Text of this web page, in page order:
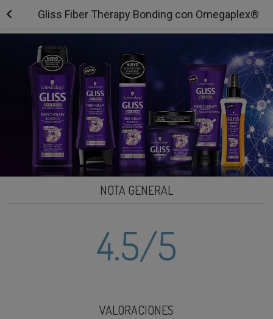
Gliss Fiber Therapy Bonding con Omegaplex®
NOTA GENERAL
4.5/5
VALORACIONES